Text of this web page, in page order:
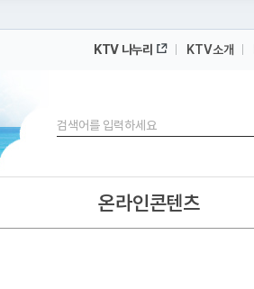
KTV 나누리 KTV소개
검색
온라인콘텐츠